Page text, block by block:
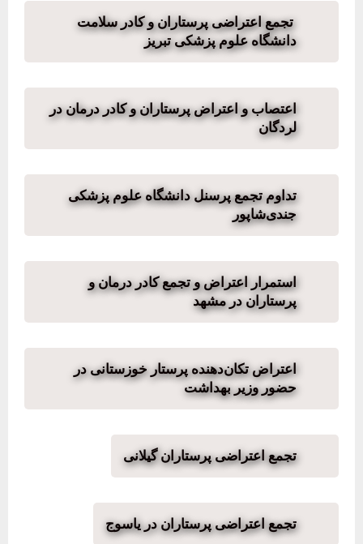
تجمع اعتراضی پرستاران و کادر سلامت
دانشگاه علوم پزشکی تبریز
اعتصاب و اعتراض پرستاران و کادر درمان در
لردگان
تداوم تجمع پرسنل دانشگاه علوم پزشکی
جندی‌شاپور
استمرار اعتراض و تجمع کادر درمان و
پرستاران در مشهد
اعتراض تکان‌دهنده پرستار خوزستانی در
حضور وزیر بهداشت
تجمع اعتراضی پرستاران گیلانی
تجمع اعتراضی پرستاران در یاسوج